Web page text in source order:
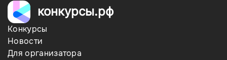
конкурсы.рф
Конкурсы
Новости
Для организатора